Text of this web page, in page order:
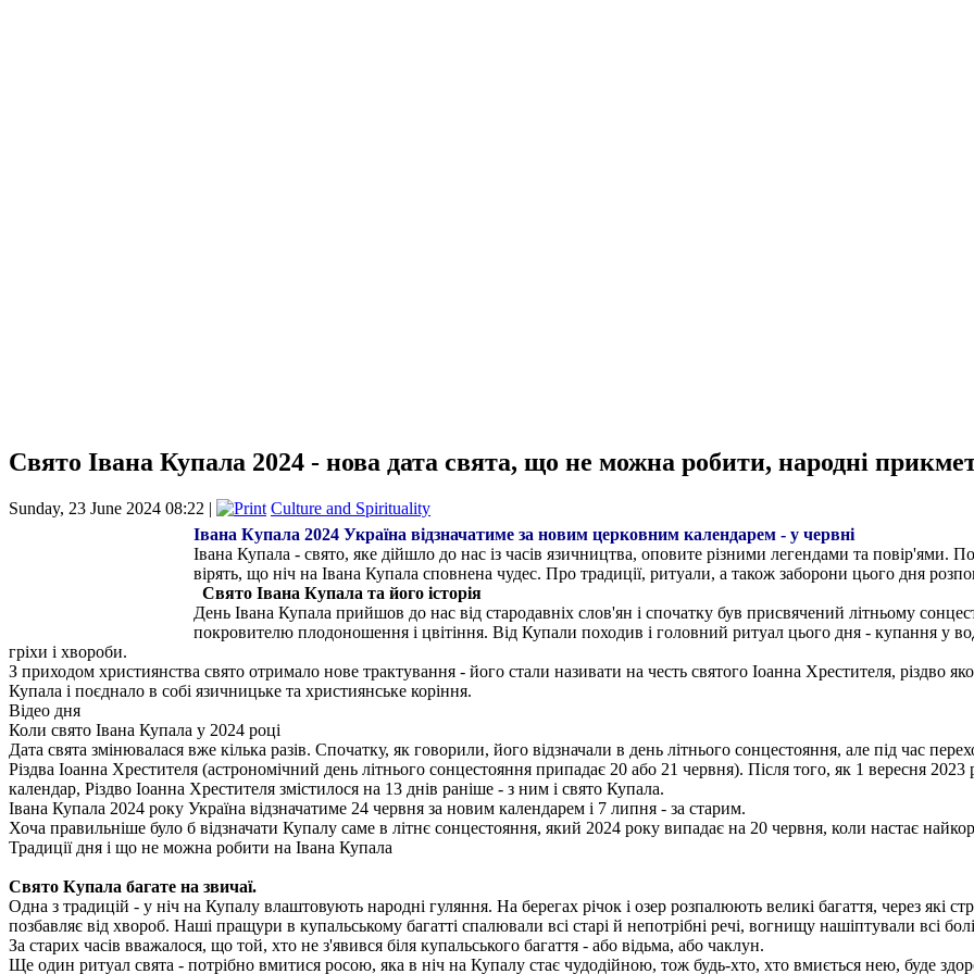
Свято Івана Купала 2024 - нова дата свята, що не можна робити, народні
Sunday, 23 June 2024 08:22 |
Culture and Spirituality
Івана Купала 2024 Україна відзначатиме за новим церковним календарем - у червні
Івана Купала - свято, яке дійшло до нас із часів язичництва, оповите різними легендами та повір'ями.
вірять, що ніч на Івана Купала сповнена чудес. Про традиції, ритуали, а також заборони цього дня
Свято Івана Купала та його історія
День Івана Купала прийшов до нас від стародавніх слов'ян і спочатку був присвячений літньому
покровителю плодоношення і цвітіння. Від Купали походив і головний ритуал цього дня - купання у
гріхи і хвороби.
З приходом християнства свято отримало нове трактування - його стали називати на честь святого Іоанна Хрестителя, різдво
Купала і поєднало в собі язичницьке та християнське коріння.
Відео дня
Коли свято Івана Купала у 2024 році
Дата свята змінювалася вже кілька разів. Спочатку, як говорили, його відзначали в день літнього сонцестояння, але під час
Різдва Іоанна Хрестителя (астрономічний день літнього сонцестояння припадає 20 або 21 червня). Після того, як 1 вересня
календар, Різдво Іоанна Хрестителя змістилося на 13 днів раніше - з ним і свято Купала.
Івана Купала 2024 року Україна відзначатиме 24 червня за новим календарем і 7 липня - за старим.
Хоча правильніше було б відзначати Купалу саме в літнє сонцестояння, який 2024 року випадає на 20 червня, коли настає
Традиції дня і що не можна робити на Івана Купала
Свято Купала багате на звичаї.
Одна з традицій - у ніч на Купалу влаштовують народні гуляння. На берегах річок і озер розпалюють великі багаття, через які
позбавляє від хвороб. Наші пращури в купальському багатті спалювали всі старі й непотрібні речі, вогнищу нашіптували всі
За старих часів вважалося, що той, хто не з'явився біля купальського багаття - або відьма, або чаклун.
Ще один ритуал свята - потрібно вмитися росою, яка в ніч на Купалу стає чудодійною, тож будь-хто, хто вмиється нею, буде